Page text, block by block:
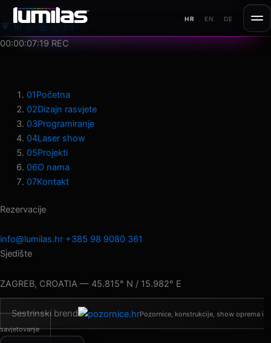
Preskoči
na
sadržaj
MENU
00:00:09:03 REC
HR EN DE
01Početna
02Dizajn rasvjete
03Programiranje
04Laser show
05Projekti
06O nama
07Kontakt
Rezervacije
info@lumilas.hr +385 98 9080 361
Sjedište
ZAGREB, CROATIA — 45.815° N / 15.982° E
Sestrinski brend
Pozornice, konstrukcije, show oprema i
savjetovanje